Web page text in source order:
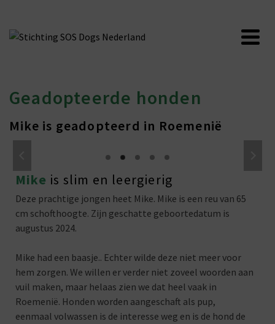
Geadopteerde honden
Mike is geadopteerd in Roemenië
Mike is slim en leergierig
Deze prachtige jongen heet Mike. Mike is een reu van 65
cm schofthoogte. Zijn geschatte geboortedatum is
augustus 2024.
Mike had een baasje.. Echter wilde deze niet meer voor
hem zorgen. We willen er verder niet zoveel woorden aan
vuil maken, maar helaas zien we dat heel vaak in
Roemenië. Honden worden aangeschaft als pup,
eenmaal volwassen is de interesse weg en is de hond de